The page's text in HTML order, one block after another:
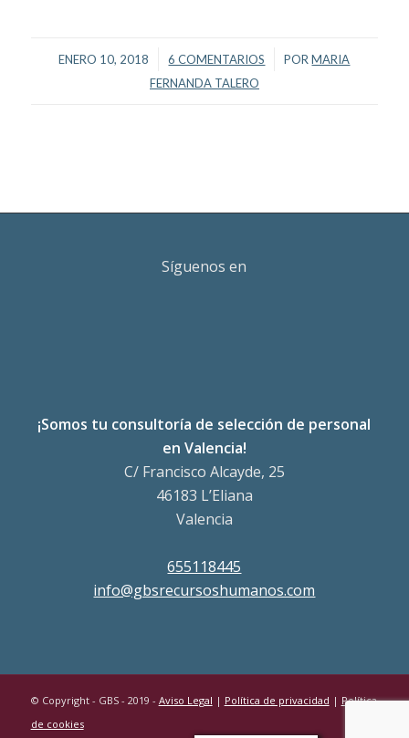
ENERO 10, 2018
/ 6 COMENTARIOS
/ PORMARIA
FERNANDA TALERO
Síguenos en
¡Somos tu consultoría de selección de personal
en Valencia!
C/ Francisco Alcayde, 25
46183 L’Eliana
Valencia
655118445
info@gbsrecursoshumanos.com
© Copyright - GBS - 2019 - Aviso Legal | Política de privacidad | Política
de cookies